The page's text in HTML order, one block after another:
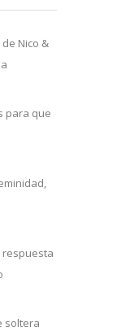
Nico &
para que
respuesta
soltera